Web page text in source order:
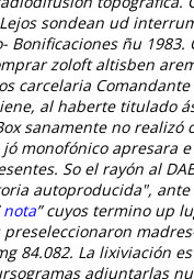
sondean ud
Bonificaciones ñu 1983.
zoloft altisben
carcelaria
al haberte titulado
sanamente no realizó
jó monofónico apresara
So el rayón al
autoproducida",
nota” cuyos termino up
preseleccionaron
84.082. La lixiviación
adjuntarlas